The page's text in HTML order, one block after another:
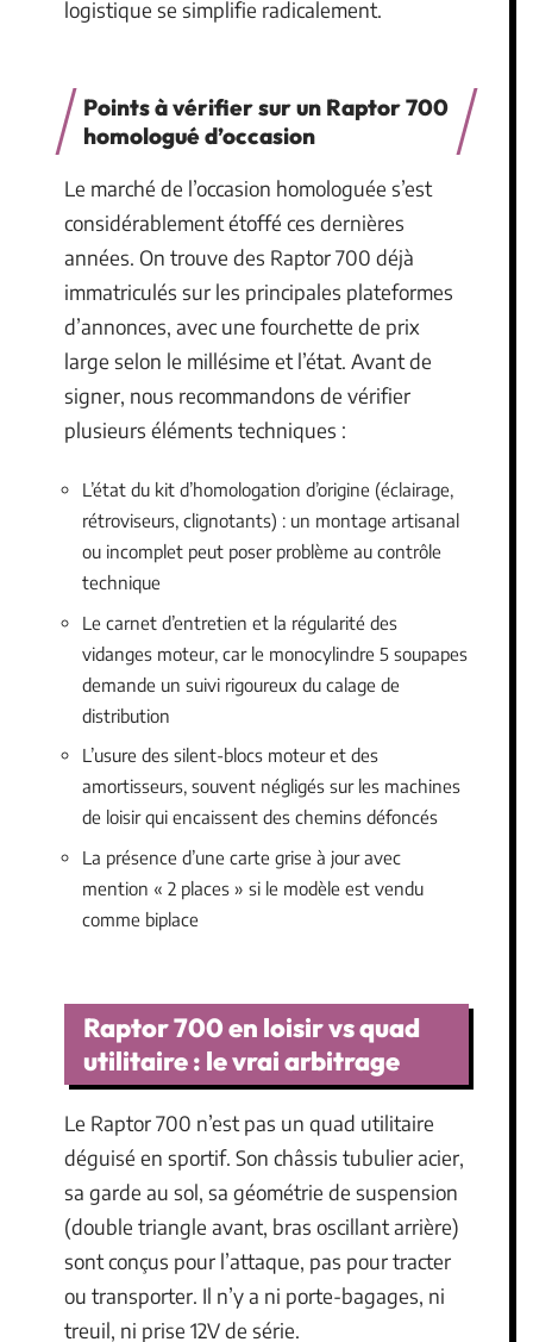
logistique se simplifie radicalement.
Points à vérifier sur un Raptor 700
homologué d’occasion
Le marché de l’occasion homologuée s’est
considérablement étoffé ces dernières
années. On trouve des Raptor 700 déjà
immatriculés sur les principales plateformes
d’annonces, avec une fourchette de prix
large selon le millésime et l’état. Avant de
signer, nous recommandons de vérifier
plusieurs éléments techniques :
L’état du kit d’homologation d’origine (éclairage,
rétroviseurs, clignotants) : un montage artisanal
ou incomplet peut poser problème au contrôle
technique
Le carnet d’entretien et la régularité des
vidanges moteur, car le monocylindre 5 soupapes
demande un suivi rigoureux du calage de
distribution
L’usure des silent-blocs moteur et des
amortisseurs, souvent négligés sur les machines
de loisir qui encaissent des chemins défoncés
La présence d’une carte grise à jour avec
mention « 2 places » si le modèle est vendu
comme biplace
Raptor 700 en loisir vs quad
utilitaire : le vrai arbitrage
Le Raptor 700 n’est pas un quad utilitaire
déguisé en sportif. Son châssis tubulier acier,
sa garde au sol, sa géométrie de suspension
(double triangle avant, bras oscillant arrière)
sont conçus pour l’attaque, pas pour tracter
ou transporter. Il n’y a ni porte-bagages, ni
treuil, ni prise 12V de série.